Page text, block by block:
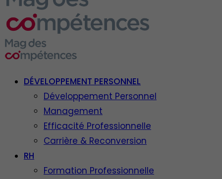
DÉVELOPPEMENT PERSONNEL
Développement Personnel
Management
Efficacité Professionnelle
Carrière & Reconversion
RH
Formation Professionnelle